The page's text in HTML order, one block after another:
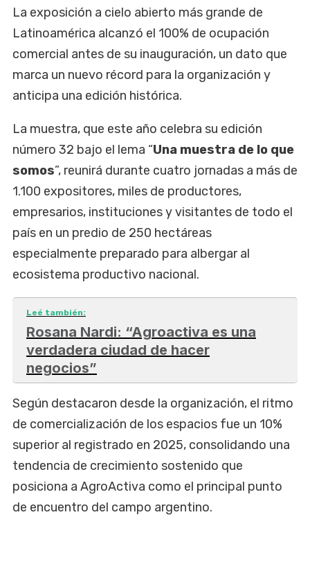
La exposición a cielo abierto más grande de
Latinoamérica alcanzó el 100% de ocupación
comercial antes de su inauguración, un dato que
marca un nuevo récord para la organización y
anticipa una edición histórica.
La muestra, que este año celebra su edición
número 32 bajo el lema “Una muestra de lo que
somos”, reunirá durante cuatro jornadas a más de
1.100 expositores, miles de productores,
empresarios, instituciones y visitantes de todo el
país en un predio de 250 hectáreas
especialmente preparado para albergar al
ecosistema productivo nacional.
Leé también:
Rosana Nardi: “Agroactiva es una
verdadera ciudad de hacer
negocios”
Según destacaron desde la organización, el ritmo
de comercialización de los espacios fue un 10%
superior al registrado en 2025, consolidando una
tendencia de crecimiento sostenido que
posiciona a AgroActiva como el principal punto
de encuentro del campo argentino.